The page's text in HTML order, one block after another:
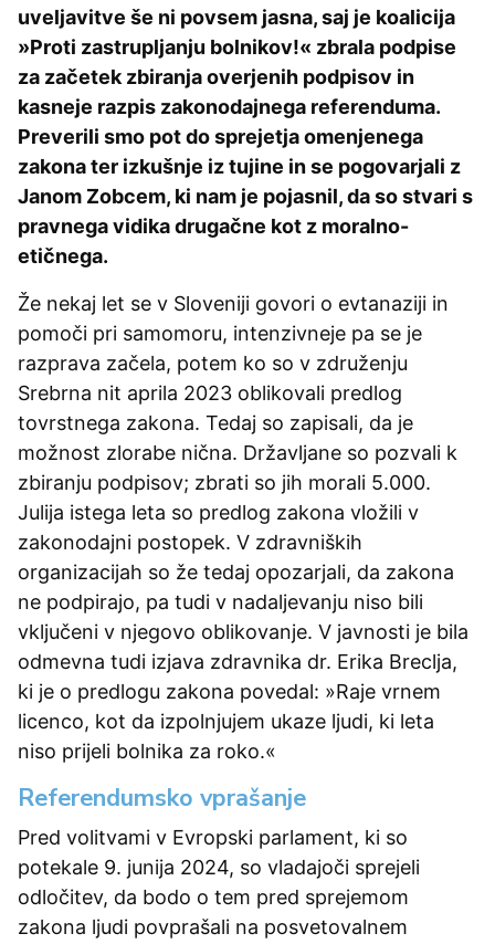
uveljavitve še ni povsem jasna, saj je koalicija
»Proti zastrupljanju bolnikov!« zbrala podpise
za začetek zbiranja overjenih podpisov in
kasneje razpis zakonodajnega referenduma.
Preverili smo pot do sprejetja omenjenega
zakona ter izkušnje iz tujine in se pogovarjali z
Janom Zobcem, ki nam je pojasnil, da so stvari s
pravnega vidika drugačne kot z moralno-
etičnega.
Že nekaj let se v Sloveniji govori o evtanaziji in
pomoči pri samomoru, intenzivneje pa se je
razprava začela, potem ko so v združenju
Srebrna nit aprila 2023 oblikovali predlog
tovrstnega zakona. Tedaj so zapisali, da je
možnost zlorabe nična. Državljane so pozvali k
zbiranju podpisov; zbrati so jih morali 5.000.
Julija istega leta so predlog zakona vložili v
zakonodajni postopek. V zdravniških
organizacijah so že tedaj opozarjali, da zakona
ne podpirajo, pa tudi v nadaljevanju niso bili
vključeni v njegovo oblikovanje. V javnosti je bila
odmevna tudi izjava zdravnika dr. Erika Breclja,
ki je o predlogu zakona povedal: »Raje vrnem
licenco, kot da izpolnjujem ukaze ljudi, ki leta
niso prijeli bolnika za roko.«
Referendumsko vprašanje
Pred volitvami v Evropski parlament, ki so
potekale 9. junija 2024, so vladajoči sprejeli
odločitev, da bodo o tem pred sprejemom
zakona ljudi povprašali na posvetovalnem